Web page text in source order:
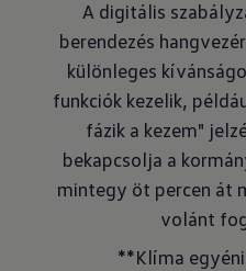
A digitális
berendezés
különleges
funkciók kezelik,
fázik a kezem"
bekapcsolja a
mintegy öt percen át
volánt
**Klíma